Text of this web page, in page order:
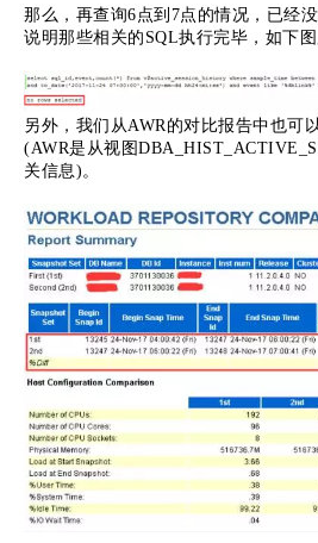
那么，再查询6点到7点的情况，已经
说明那些相关的SQL执行完毕，如下图
另外，我们从AWR的对比报告中也可
(AWR是从视图
关信息)。